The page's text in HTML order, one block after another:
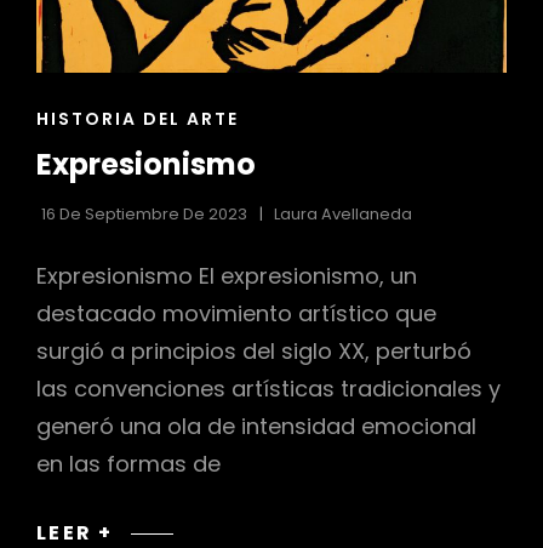
ENLACES
LAS
HISTORIA DEL ARTE
Expresionismo
16 De Septiembre De 2023 Laura Avellaneda
Expresionismo El expresionismo, un
destacado movimiento artístico que
surgió a principios del siglo XX, perturbó
las convenciones artísticas tradicionales y
generó una ola de intensidad emocional
en las formas de
LEER + EXPRESIONISMO